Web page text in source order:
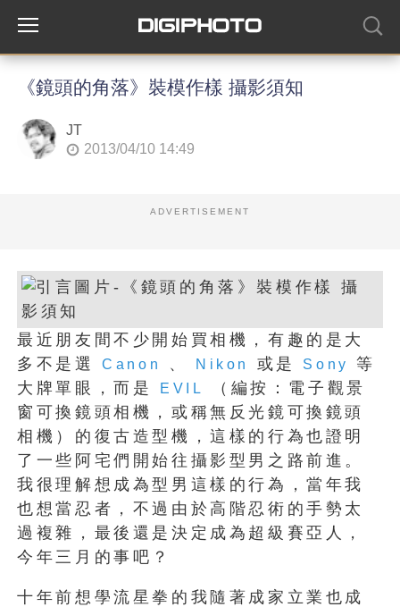
《鏡頭的角落》裝模作樣 攝影須知
JT
2013/04/10 14:49
ADVERTISEMENT
最近朋友間不少開始買相機，有趣的是大
多不是選Canon 、 Nikon 或是 Sony
等
大牌單眼，而是
EVIL
（編按：電子觀景
窗可換鏡頭相機，或稱無反光鏡可換鏡頭
相機）的復古造型機，這樣的行為也證明
了一些阿宅們開始往攝影型男之路前進。
我很理解想成為型男這樣的行為，當年我
也想當忍者，不過由於高階忍術的手勢太
過複雜，最後還是決定成為超級賽亞人，
今年三月的事吧？
十年前想學流星拳的我隨著成家立業也成